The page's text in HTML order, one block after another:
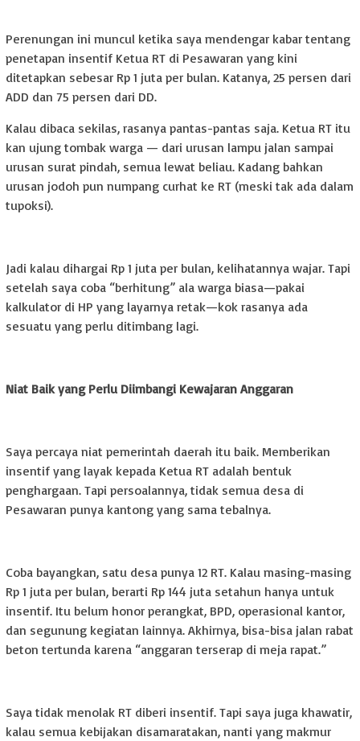
Perenungan ini muncul ketika saya mendengar kabar tentang
penetapan insentif Ketua RT di Pesawaran yang kini
ditetapkan sebesar Rp 1 juta per bulan. Katanya, 25 persen dari
ADD dan 75 persen dari DD.
Kalau dibaca sekilas, rasanya pantas-pantas saja. Ketua RT itu
kan ujung tombak warga — dari urusan lampu jalan sampai
urusan surat pindah, semua lewat beliau. Kadang bahkan
urusan jodoh pun numpang curhat ke RT (meski tak ada dalam
tupoksi).
Jadi kalau dihargai Rp 1 juta per bulan, kelihatannya wajar. Tapi
setelah saya coba “berhitung” ala warga biasa—pakai
kalkulator di HP yang layarnya retak—kok rasanya ada
sesuatu yang perlu ditimbang lagi.
Niat Baik yang Perlu Diimbangi Kewajaran Anggaran
Saya percaya niat pemerintah daerah itu baik. Memberikan
insentif yang layak kepada Ketua RT adalah bentuk
penghargaan. Tapi persoalannya, tidak semua desa di
Pesawaran punya kantong yang sama tebalnya.
Coba bayangkan, satu desa punya 12 RT. Kalau masing-masing
Rp 1 juta per bulan, berarti Rp 144 juta setahun hanya untuk
insentif. Itu belum honor perangkat, BPD, operasional kantor,
dan segunung kegiatan lainnya. Akhirnya, bisa-bisa jalan rabat
beton tertunda karena “anggaran terserap di meja rapat.”
Saya tidak menolak RT diberi insentif. Tapi saya juga khawatir,
kalau semua kebijakan disamaratakan, nanti yang makmur